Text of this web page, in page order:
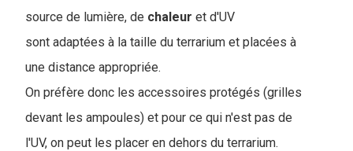
source de lumière, de chaleur et d'UV
sont adaptées à la taille du terrarium et placées à
une distance appropriée.
On préfère donc les accessoires protégés (grilles
devant les ampoules) et pour ce qui n'est pas de
l'UV, on peut les placer en dehors du terrarium.